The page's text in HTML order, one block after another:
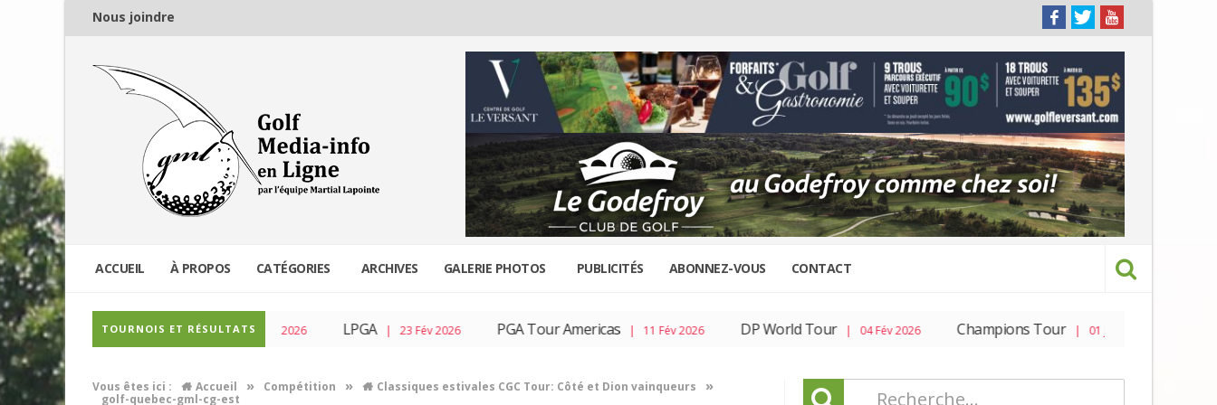
Nous joindre
ACCUEIL À PROPOS CATÉGORIES ARCHIVES GALERIE PHOTOS PUBLICITÉS ABONNEZ-VOUS CONTACT
TOURNOIS ET RÉSULTATS
PGA Tour| 04 Mar 2026 LPGA| 23 Fév 2026 PGA Tour Americas| 11 Fév 2026 DP World Tour| 04 Fév 2026 Champions Tour| 01 Jan 2026
Vous êtes ici : Accueil » Compétition » Classiques estivales CGC Tour: Côté et Dion vainqueurs »
golf-quebec-gml-cg-est